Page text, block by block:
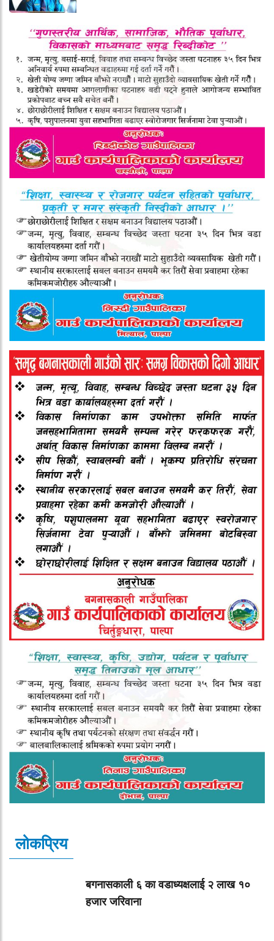
लोकप्रिय
बगनासकाली ६ का वडाध्यक्षलाई २ लाख १०
हजार जरिवाना